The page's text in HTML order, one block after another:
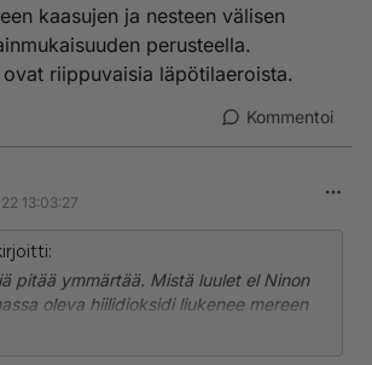
kaasujen ja nesteen välisen
perusteella.
riippuvaisia läpötilaeroista.
Kommentoi
13:03:27
pitää ymmärtää. Mistä luulet el Ninon
oleva hiilidioksidi liukenee mereen
välisen tasapainon